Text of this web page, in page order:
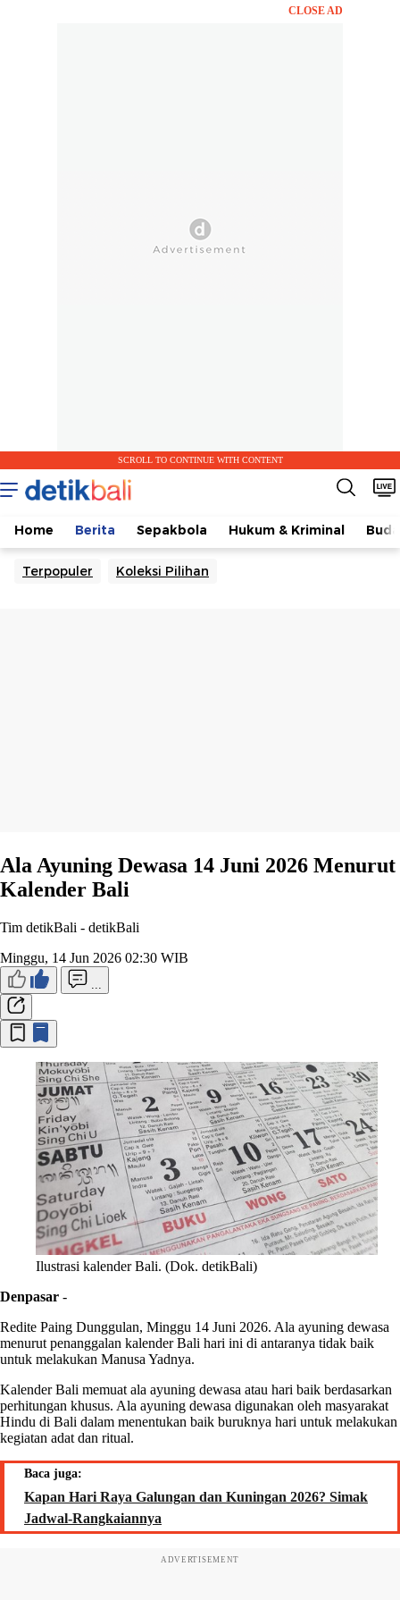
CLOSE AD
SCROLL TO CONTINUE WITH CONTENT
Home Berita Sepakbola Hukum & Kriminal
Terpopuler Koleksi Pilihan
Ala Ayuning Dewasa 14 Juni 2026 Menurut
Kalender Bali
Tim detikBali - detikBali
Minggu, 14 Jun 2026 02:30 WIB
Ilustrasi kalender Bali. (Dok. detikBali)
Denpasar -
Redite Paing Dunggulan, Minggu 14 Juni 2026. Ala ayuning dewasa
menurut penanggalan kalender Bali hari ini di antaranya tidak baik
untuk melakukan Manusa Yadnya.
Kalender Bali memuat ala ayuning dewasa atau hari baik berdasarkan
perhitungan khusus. Ala ayuning dewasa digunakan oleh masyarakat
Hindu di Bali dalam menentukan baik buruknya hari untuk melakukan
kegiatan adat dan ritual.
Baca juga:
Kapan Hari Raya Galungan dan Kuningan 2026? Simak
Jadwal-Rangkaiannya
ADVERTISEMENT